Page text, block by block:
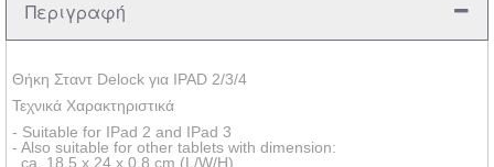
Περιγραφή
Θήκη Σταντ Delock για IPAD 2/3/4
Τεχνικά Χαρακτηριστικά
- Suitable for IPad 2 and IPad 3
- Also suitable for other tablets with dimension:
ca. 18,5 x 24 x 0,8 cm (L/W/H)